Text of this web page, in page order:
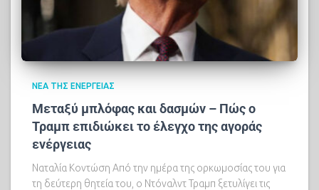
ΝΈΑ ΤΗΣ ΕΝΈΡΓΕΙΑΣ
Μεταξύ μπλόφας και δασμών – Πώς ο
Τραμπ επιδιώκει το έλεγχο της αγοράς
ενέργειας
Ναταλία Κοντώση Από την ημέρα της ορκωμοσίας του για
τη δεύτερη θητεία του, ο Ντόναλντ Τραμπ ξετυλίγει τις